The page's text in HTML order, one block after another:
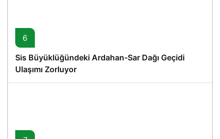
6
Sis Büyüklüğündeki Ardahan-Sar Dağı Geçidi
Ulaşımı Zorluyor